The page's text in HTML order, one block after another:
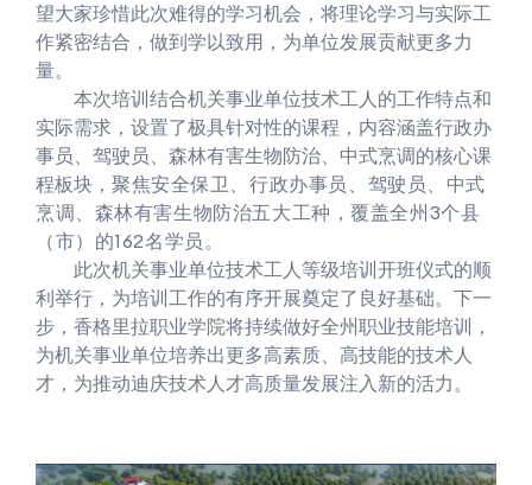
望大家珍惜此次难得的学习机会，将理论学习与实际工
作紧密结合，做到学以致用，为单位发展贡献更多力
量。
本次培训结合机关事业单位技术工人的工作特点和
实际需求，设置了极具针对性的课程，内容涵盖行政办
事员、驾驶员、森林有害生物防治、中式烹调的核心课
程板块， 聚焦安全保卫、行政办事员、驾驶员、中式
烹调、森林有害生物防治五大工种，覆盖全州3个县
（市）的162名学员 。
此次机关事业单位技术工人等级培训开班仪式的顺
利举行，为培训工作的有序开展奠定了良好基础。下一
步，香格里拉职业学院将持续做好全州职业技能培训，
为机关事业单位培养出更多高素质、高技能的技术人
才，为推动迪庆技术人才高质量发展注入新的活力。